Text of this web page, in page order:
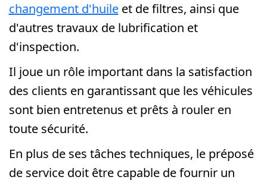
changement d'huileet de filtres, ainsi que
d'autres travaux de lubrification et
d'inspection.
Il joue un rôle important dans la satisfaction
des clients en garantissant que les véhicules
sont bien entretenus et prêts à rouler en
toute sécurité.
En plus de ses tâches techniques, le préposé
de service doit être capable de fournir un